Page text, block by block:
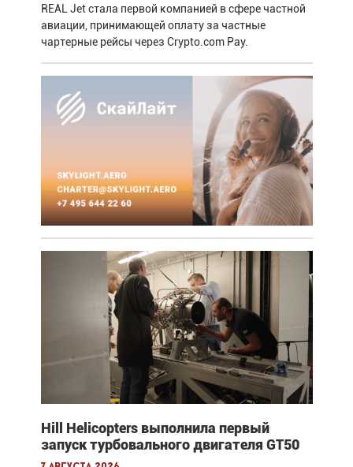
REAL Jet стала первой компанией в сфере частной
авиации, принимающей оплату за частные
чартерные рейсы через Crypto.com Pay.
Hill Helicopters выполнила первый
запуск турбовального двигателя GT50